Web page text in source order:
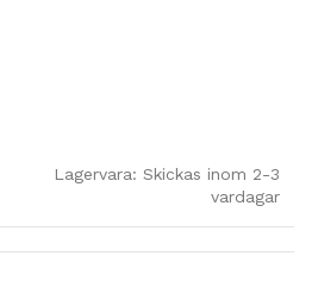
Lagervara: Skickas inom 2-3
vardagar